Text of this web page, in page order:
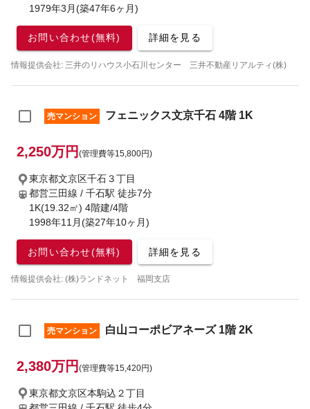
1979年3月(築47年6ヶ月)
お問い合わせ(無料) 詳細を見る
情報提供会社: 三井のリハウス小石川センター 三井不動産リアルティ(株)
売マンション フェニックス文京千石 4階 1K
2,250万円 (管理費等15,800円)
東京都文京区千石３丁目
都営三田線 / 千石駅 徒歩7分
1K(19.32㎡) 4階建/4階
1998年11月(築27年10ヶ月)
お問い合わせ(無料) 詳細を見る
情報提供会社: (株)ランドネット 福岡支店
売マンション 白山コーポビアネーズ 1階 2K
2,380万円 (管理費等15,420円)
東京都文京区本駒込２丁目